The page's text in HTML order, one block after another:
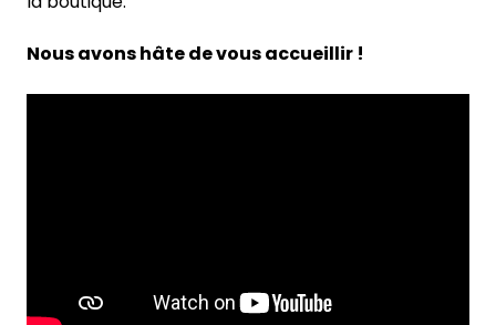
Nous avons hâte de vous accueillir !